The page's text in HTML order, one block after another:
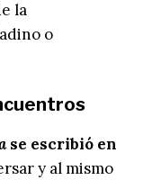
la
o
se escribió en
y al mismo